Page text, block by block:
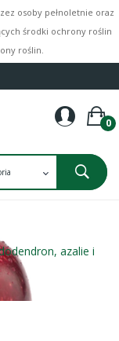
osoby pełnoletnie oraz
środki ochrony roślin
roślin.
0
azalie i